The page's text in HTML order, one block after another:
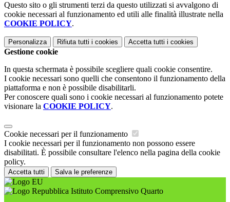
Questo sito o gli strumenti terzi da questo utilizzati si avvalgono di
cookie necessari al funzionamento ed utili alle finalità illustrate nella
COOKIE POLICY.
Personalizza Rifiuta tutti i cookies Accetta tutti i cookies
Gestione cookie
In questa schermata è possibile scegliere quali cookie consentire.
I cookie necessari sono quelli che consentono il funzionamento della
piattaforma e non è possibile disabilitarli.
Per conoscere quali sono i cookie necessari al funzionamento potete
visionare la COOKIE POLICY.
Cookie necessari per il funzionamento
I cookie necessari per il funzionamento non possono essere
disabilitati. È possibile consultare l'elenco nella pagina della cookie
policy.
Accetta tutti Salva le preferenze
Istituto Comprensivo Quarto